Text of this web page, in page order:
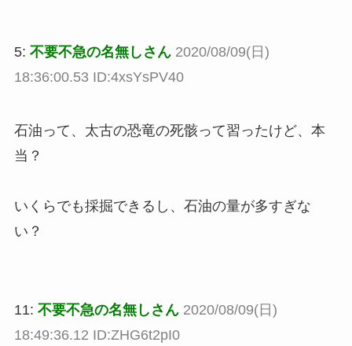
5: 不要不急の名無しさん 2020/08/09(日)
18:36:00.53 ID:4xsYsPV40
石油って、太古の恐竜の死骸って習ったけど、本
当？
いくらでも採掘できるし、石油の量が多すぎな
い？
11: 不要不急の名無しさん 2020/08/09(日)
18:49:36.12 ID:ZHG6t2pI0